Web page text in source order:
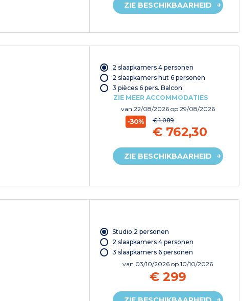
ZIE BESCHIKBAARHEID
2 slaapkamers 4 personen
2 slaapkamers hut 6 personen
3 pièces 6 pers. Balcon
ZIE MEER ACCOMMODATIES
van 22/08/2026 op 29/08/2026
-30% € 1.089
€ 762,30
ZIE BESCHIKBAARHEID
Studio 2 personen
2 slaapkamers 4 personen
3 slaapkamers 6 personen
van 03/10/2026op 10/10/2026
€ 299